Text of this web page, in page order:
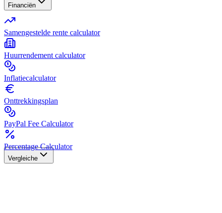
Financiën
Samengestelde rente calculator
Huurrendement calculator
Inflatiecalculator
Onttrekkingsplan
PayPal Fee Calculator
Percentage Calculator
Vergleiche